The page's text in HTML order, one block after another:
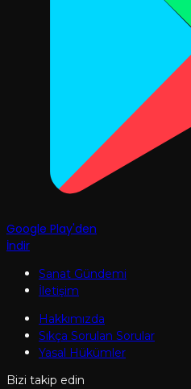
Google Play'den
İndir
Sanat Gündemi
İletişim
Hakkımızda
Sıkça Sorulan Sorular
Yasal Hükümler
Bizi takip edin